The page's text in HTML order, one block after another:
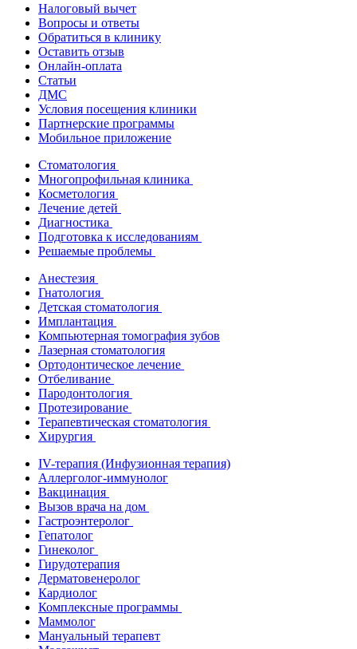
Налоговый вычет
Вопросы и ответы
Обратиться в клинику
Оставить отзыв
Онлайн-оплата
Статьи
ДМС
Условия посещения клиники
Партнерские программы
Мобильное приложение
Стоматология
Многопрофильная клиника
Косметология
Лечение детей
Диагностика
Подготовка к исследованиям
Решаемые проблемы
Анестезия
Гнатология
Детская стоматология
Имплантация
Компьютерная томография зубов
Лазерная стоматология
Ортодонтическое лечение
Отбеливание
Пародонтология
Протезирование
Терапевтическая стоматология
Хирургия
IV-терапия (Инфузионная терапия)
Аллерголог-иммунолог
Вакцинация
Вызов врача на дом
Гастроэнтеролог
Гепатолог
Гинеколог
Гирудотерапия
Дерматовенеролог
Кардиолог
Комплексные программы
Маммолог
Мануальный терапевт